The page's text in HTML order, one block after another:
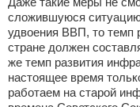
сложившуюся
удвоения ВВП, то темп
стране должен
же темп развития
настоящее время
работаем на старой